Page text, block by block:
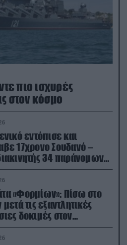
πιο ισχυρές
στον κόσμο
εντόπισε και
17χρονο Σουδανό –
34 παράνομων
«Φορμίων»: Πίσω στο
μετά τις εξαντλητικές
στον
Βισκαϊκό